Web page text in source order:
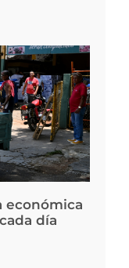
económica
día